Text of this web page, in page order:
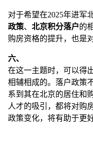
对于希望在2025年进军
政策、 北京积分落户的
购房资格的提升，也是
六、
在这一主题时，可以得出
相辅相成的。落户政策
系到其在北京的居住和
人才的吸引，都将对购
政策变化，将有助于更